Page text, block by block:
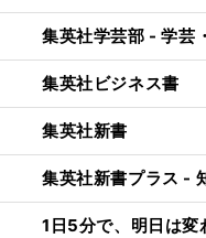
集英社学芸部 - 学芸
集英社ビジネス書
集英社新書
集英社新書プラス -
1日5分で、明日は